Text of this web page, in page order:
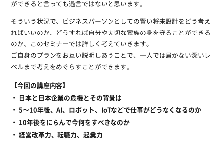
ができると言っても過言ではないと思います。
そういう状況で、ビジネスパーソンとしての賢い将来設計をどう考え
ればいいのか、どうすれば自分や大切な家族の身を守ることができる
のか、このセミナーでは詳しく考えていきます。
ご自身のプランをお互い説明しあうことで、一人では届かない深いレ
ベルまで考えをめぐらすことができます。
【今回の講座内容】
・ 日本と日本企業の危機とその背景は
・ 5～10年後、AI、ロボット、IoTなどで仕事がどうなくなるのか
・ 10年後をにらんで今何をすべきなのか
・ 経営改革力、転職力、起業力